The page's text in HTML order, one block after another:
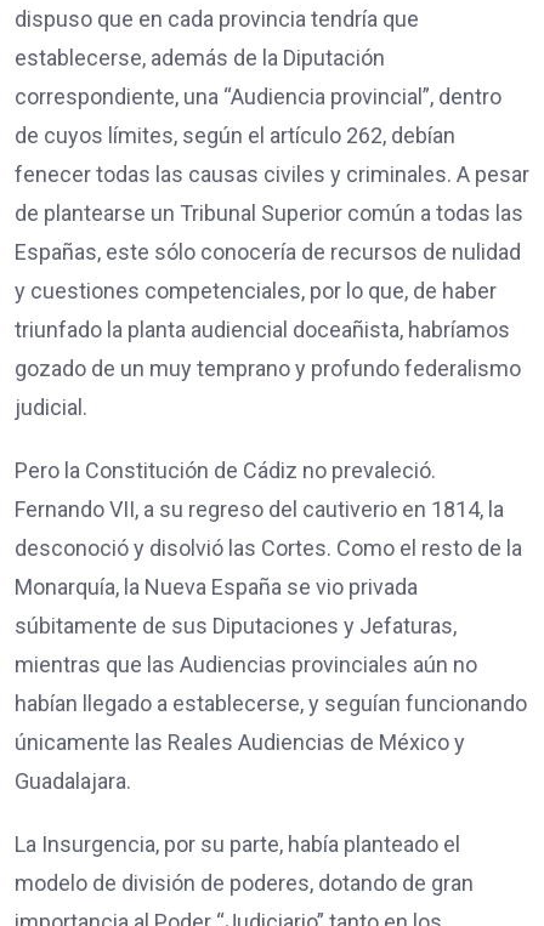
dispuso que en cada provincia tendría que
establecerse, además de la Diputación
correspondiente, una “Audiencia provincial”, dentro
de cuyos límites, según el artículo 262, debían
fenecer todas las causas civiles y criminales. A pesar
de plantearse un Tribunal Superior común a todas las
Españas, este sólo conocería de recursos de nulidad
y cuestiones competenciales, por lo que, de haber
triunfado la planta audiencial doceañista, habríamos
gozado de un muy temprano y profundo federalismo
judicial.
Pero la Constitución de Cádiz no prevaleció.
Fernando VII, a su regreso del cautiverio en 1814, la
desconoció y disolvió las Cortes. Como el resto de la
Monarquía, la Nueva España se vio privada
súbitamente de sus Diputaciones y Jefaturas,
mientras que las Audiencias provinciales aún no
habían llegado a establecerse, y seguían funcionando
únicamente las Reales Audiencias de México y
Guadalajara.
La Insurgencia, por su parte, había planteado el
modelo de división de poderes, dotando de gran